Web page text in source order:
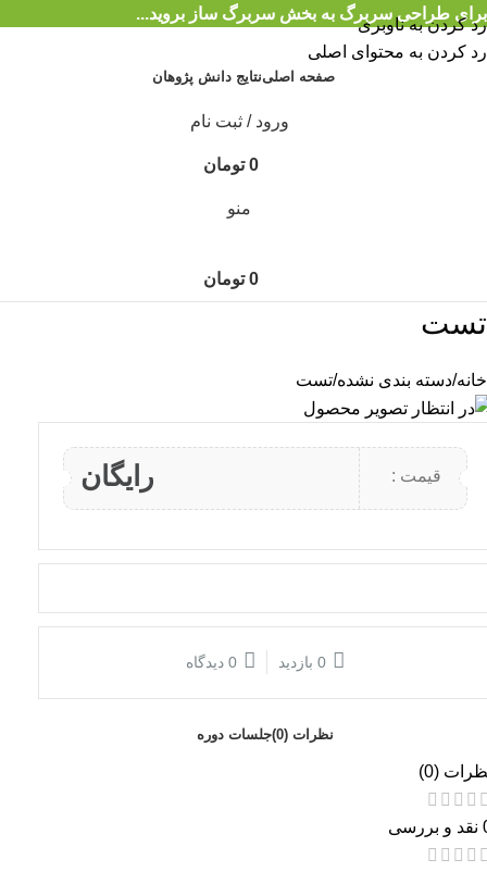
رد کردن به ناوبری
رد کردن به محتوای اصلی
برای طراحی سربرگ به بخش سربرگ ساز بروید...
صفحه اصلینتایج دانش پژوهان
ورود / ثبت نام
0 تومان
منو
0 تومان
تست
خانه دسته بندی نشده تست
قیمت : رایگان
0 بازدید 0 دیدگاه
نظرات (0) جلسات دوره
(0)